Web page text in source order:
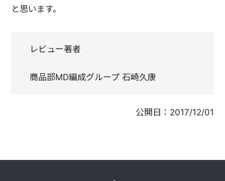
と思います。
レビュー著者
商品部MD編成グループ 石崎久康
公開日： 2017/12/01